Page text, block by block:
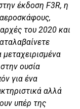
έκδοση F3R, η
του 2020 και
μεταχειρισμένα
ουσία
για ένα
αλλά
υπέρ της